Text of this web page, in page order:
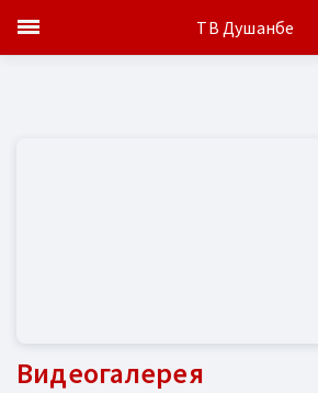
Видеогалерея
ТВ Душанбе